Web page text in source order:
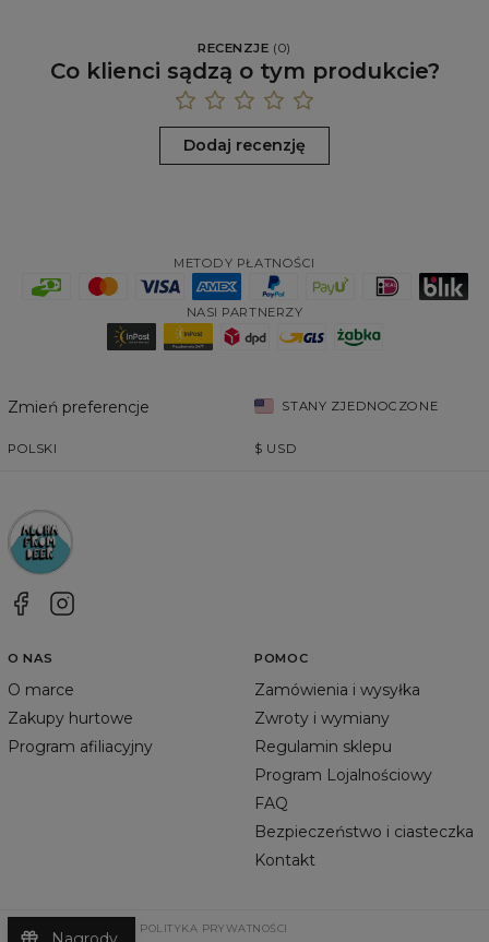
RECENZJE (0)
Co klienci sądzą o tym produkcie?
Dodaj recenzję
METODY PŁATNOŚCI
NASI PARTNERZY
Zmień preferencje STANY ZJEDNOCZONE
POLSKI $ USD
O NAS
O marce
Zakupy hurtowe
Program afiliacyjny
POMOC
Zamówienia i wysyłka
Zwroty i wymiany
Regulamin sklepu
Program Lojalnościowy
FAQ
Bezpieczeństwo i ciasteczka
Kontakt
REGULAMIN SKLEPU POLITYKA PRYWATNOŚCI